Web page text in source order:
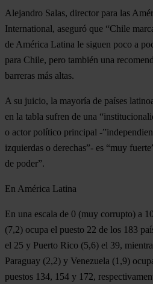
Alejandro Salas, director para las
International, aseguró que “Chile
de América Latina le siguen poco a
para Chile, pero también una
barreras más altas.
A su juicio, la mayoría de países
en la tabla sufren de una
o actor político principal -
izquierdas o derechas”- es “muy
de poder”.
En América Latina
En una escala de 0 (muy corrupto) a
(7,2) ocupa el puesto 22 de los 183
el 25 y Puerto Rico (5,6) el 39,
Paraguay (2,2) y Venezuela (1,9)
puestos 134, 154 y 172,